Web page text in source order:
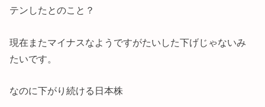
テンしたとのこと？
現在またマイナスなようですがたいした下げじゃないみ
たいです。
なのに下がり続ける日本株